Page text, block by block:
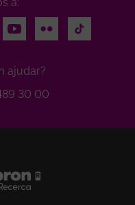
YoutubeFlickr TikTok
ajudar?
30 00